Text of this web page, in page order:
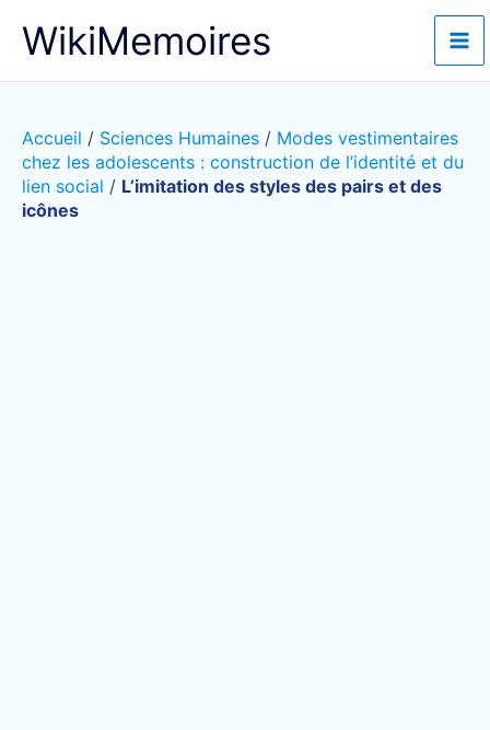
WikiMemoires
Accueil / Sciences Humaines / Modes vestimentaires
chez les adolescents : construction de l’identité et du
lien social / L’imitation des styles des pairs et des
icônes